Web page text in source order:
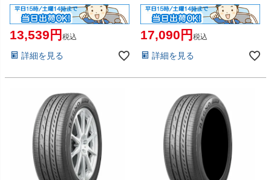
13,539 税込
詳細を見る
17,090 税込
詳細を見る